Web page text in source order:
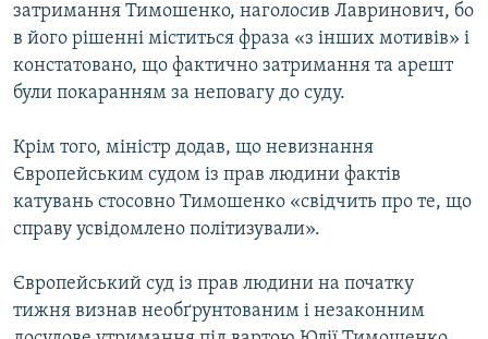
затримання Тимошенко, наголосив Лавринович, бо
в його рішенні міститься фраза «з інших мотивів» і
констатовано, що фактично затримання та арешт
були покаранням за неповагу до суду.
Крім того, міністр додав, що невизнання
Європейським судом із прав людини фактів
катувань стосовно Тимошенко «свідчить про те, що
справу усвідомлено політизували».
Європейський суд із прав людини на початку
тижня визнав необґрунтованим і незаконним